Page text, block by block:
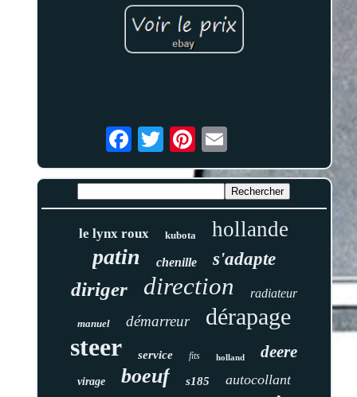
le lynx roux kubota hollande
patin chenille s'adapte
diriger direction radiateur
manuel démarreur dérapage
steer service fits holland deere
virage boeuf s185 autocollant